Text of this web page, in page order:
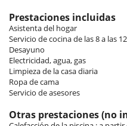
wardrobe, shower, air
DVD and satellite, bathrobes,
bedroom.
Daily cleaning is provided for
request to prepare meals for the
Villa en un campo de golf
Prestaciones incluidas
Asistenta del hogar
Servicio de cocina de las 8 a las 12
Desayuno
Electricidad, agua, gas
Limpieza de la casa diaria
Ropa de cama
Servicio de asesores
Otras prestaciones (no